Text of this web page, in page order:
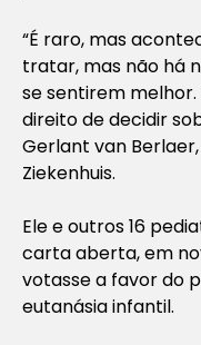
“É raro, mas
tratar, mas não há
se sentirem
direito de decidir
Gerlant van
Ziekenhuis.
Ele e outros 16
carta aberta, em
votasse a favor do
eutanásia infantil.